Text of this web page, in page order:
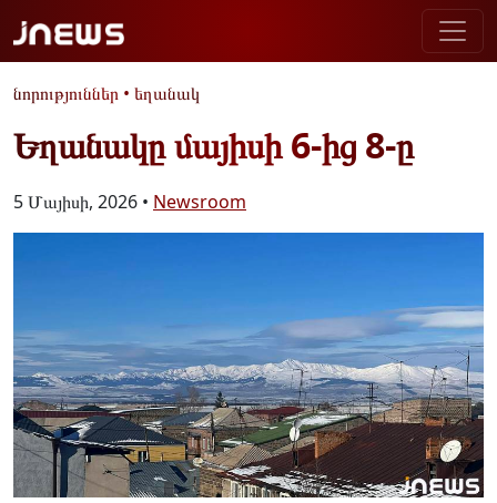
նորություններ • եղանակ
Եղանակը մայիսի 6-ից 8-ը
5 Մայիսի, 2026 • Newsroom